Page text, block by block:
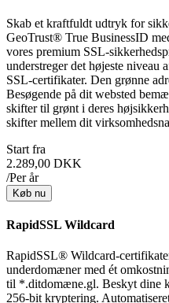
Skab et kraftfuldt udtryk for
GeoTrust® True BusinessID
vores premium SSL-
understreger det højeste
SSL-certifikater. Den grønne
Besøgende på dit websted
skifter til grønt i deres
skifter mellem dit
Start fra
2.289,00 DKK
/Per år
Køb nu
RapidSSL Wildcard
RapidSSL® Wildcard-
underdomæner med ét
til *.ditdomæne.gl. Beskyt dine
256-bit kryptering.